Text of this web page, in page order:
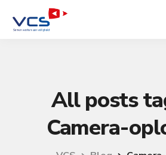
All posts
Camera-